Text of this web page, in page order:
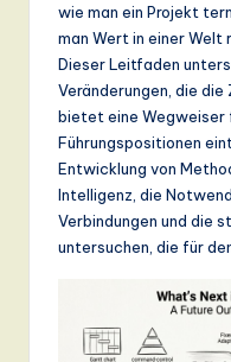
d
in
A
wie man ein Projekt
man Wert in einer Welt
Dieser Leitfaden
Veränderungen, die die
bietet eine Wegweiser
Führungspositionen
Entwicklung von
Intelligenz, die
Verbindungen und die
untersuchen, die für